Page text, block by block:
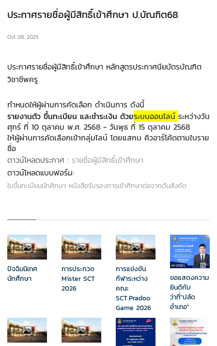
ประกาศรายชื่อผู้มีสิทธิ์เข้าศึกษา ป.บัณฑิต68
Oct 08, 2025
ประกาศรายชื่อผู้มีสิทธิ์เข้าศึกษา หลักสูตรประกาศนียบัตรบัณฑิต
วิชาชีพครู
กำหนดให้ผู้ผ่านการคัดเลือก ดำเนินการ ดังนี้
รายงานตัว ขึ้นทะเบียน และชำระเงิน ด้วยระบบออนไลน์ ระหว่างวัน
ศุกร์ ที่ 10 ตุลาคม พ.ศ. 2568 - วันพุธ ที่ 15 ตุลาคม 2568
ให้ผู้ผ่านการคัดเลือกเข้ากลุ่มไลน์ โดยแสกน คิวอาร์โค้ดตามใบราย
ชื่อ
ดาวน์โหลดประกาศ : รายชื่อผู้มีสิทธิ์เข้าศึกษา
ดาวน์โหลดแบบฟอร์ม:
ใบขึ้นทะเบียนนักศึกษา หนังสือรับรองการเข้าศึกษาต่อจากต้นสังกัด
ปัจฉิมนิเทศ
นักศึกษา
การประกวด
Mister SCT
2026
การแข่งขัน
กีฬาระหว่าง
คณะ
SCT.Pradoo
Game 2026
ขอแสดงความ
ยินดีกับ
ว่าที่"ปลัด
อำเภอ"